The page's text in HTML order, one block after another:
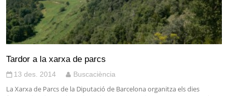
Tardor a la xarxa de parcs
13 des. 2014 Buscaciència
La Xarxa de Parcs de la Diputació de Barcelona organitza els dies